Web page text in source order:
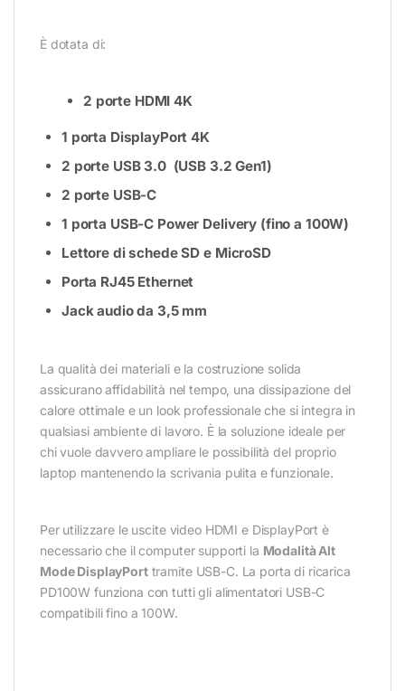
È dotata di:
2 porte HDMI 4K
1 porta DisplayPort 4K
2 porte USB 3.0 (USB 3.2 Gen1)
2 porte USB-C
1 porta USB-C Power Delivery (fino a 100W)
Lettore di schede SD e MicroSD
Porta RJ45 Ethernet
Jack audio da 3,5 mm
La qualità dei materiali e la costruzione solida
assicurano affidabilità nel tempo, una dissipazione del
calore ottimale e un look professionale che si integra in
qualsiasi ambiente di lavoro. È la soluzione ideale per
chi vuole davvero ampliare le possibilità del proprio
laptop mantenendo la scrivania pulita e funzionale.
Per utilizzare le uscite video HDMI e DisplayPort è
necessario che il computer supporti la Modalità Alt
Mode DisplayPorttramite USB-C. La porta di ricarica
PD100W funziona con tutti gli alimentatori USB-C
compatibili fino a 100W.